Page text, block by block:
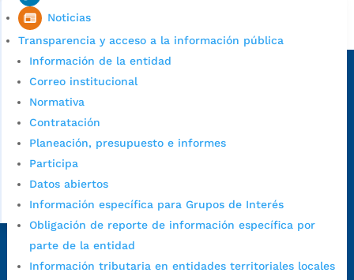
Noticias
Transparencia y acceso a la información pública
Información de la entidad
Correo institucional
Normativa
Contratación
Planeación, presupuesto e informes
Participa
Datos abiertos
Información específica para Grupos de Interés
Obligación de reporte de información específica por
parte de la entidad
Información tributaria en entidades territoriales locales
Alcaldía de Bucaramanga
Sede principal
Dirección Fase I: